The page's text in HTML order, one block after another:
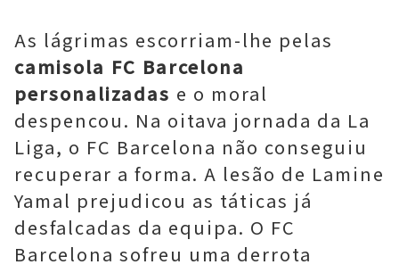
As lágrimas escorriam-lhe pelas
camisola FC Barcelona
personalizadas e o moral
despencou. Na oitava jornada da La
Liga, o FC Barcelona não conseguiu
recuperar a forma. A lesão de Lamine
Yamal prejudicou as táticas já
desfalcadas da equipa. O FC
Barcelona sofreu uma derrota